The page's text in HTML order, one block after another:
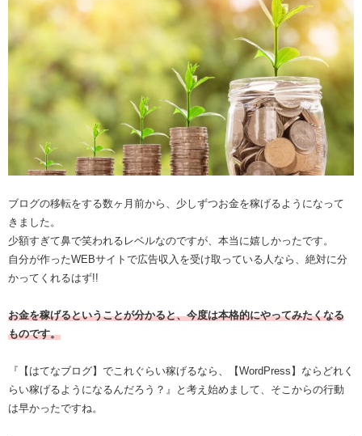
ブログの移転をする数ヶ月前から、少しずつお金を稼げるようになって
きました。
少額すぎて鼻で笑われるレベルなのですが、本当に嬉しかったです。
自分が作ったWEBサイトで広告収入を受け取っている人なら、絶対に分
かってくれるはず!!
お金を稼げるということが分かると、今度は本格的にやってみたくなる
ものです。
『【はてなブログ】でこれぐらい稼げるなら、【WordPress】ならどれく
らい稼げるようになるんだろう？』と考え始めまして、そこからの行動
は早かったですね。